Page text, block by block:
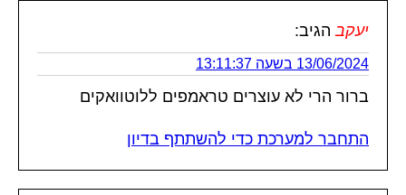
יעקב הגיב:
13/06/2024 בשעה 13:11:37
ברור הרי לא עוצרים טראמפים ללוטוואקים
התחבר למערכת כדי להשתתף בדיון